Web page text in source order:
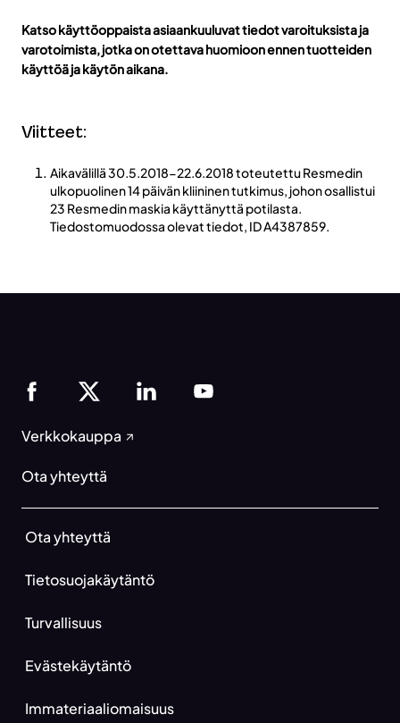
Katso käyttöoppaista asiaankuuluvat tiedot varoituksista ja
varotoimista, jotka on otettava huomioon ennen tuotteiden
käyttöä ja käytön aikana.
Viitteet:
Aikavälillä 30.5.2018-22.6.2018 toteutettu Resmedin
ulkopuolinen 14 päivän kliininen tutkimus, johon osallistui
23 Resmedin maskia käyttänyttä potilasta.
Tiedostomuodossa olevat tiedot, ID A4387859.
Verkkokauppa
Ota yhteyttä
Ota yhteyttä
Tietosuojakäytäntö
Turvallisuus
Evästekäytäntö
Immateriaaliomaisuus